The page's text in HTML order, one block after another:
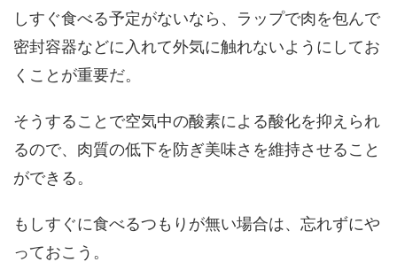
しすぐ食べる予定がないなら、ラップで肉を包んで
密封容器などに入れて外気に触れないようにしてお
くことが重要だ。
そうすることで空気中の酸素による酸化を抑えられ
るので、肉質の低下を防ぎ美味さを維持させること
ができる。
もしすぐに食べるつもりが無い場合は、忘れずにや
っておこう。